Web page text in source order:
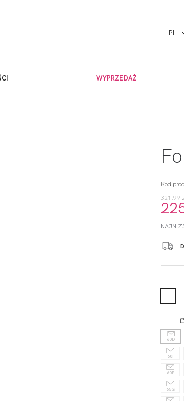
PL
WYPRZEDAŻ
Kod
321,99
60D
60I
60P
65G